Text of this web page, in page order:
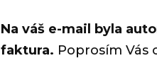
Na váš e-mail byla
faktura. Poprosím Vás